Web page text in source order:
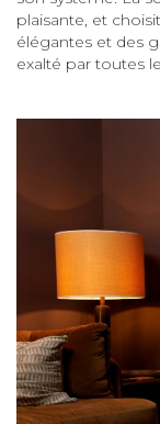
plaisante, et
élégantes et des
exalté par toutes